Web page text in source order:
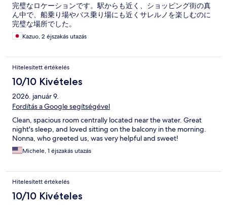
完璧なロケーションです。駅からも近く、ショッピング街の真
ん中で、船乗り場やバス乗り場にも近くサレルノを楽しむのに
完璧な場所でした。
Kazuo, 2 éjszakás utazás
Hitelesített értékelés
10/10 Kivételes
2026. január 9.
Fordítás a Google segítségével
Clean, spacious room centrally located near the water. Great
night's sleep, and loved sitting on the balcony in the morning.
Nonna, who greeted us, was very helpful and sweet!
Michele, 1 éjszakás utazás
Hitelesített értékelés
10/10 Kivételes